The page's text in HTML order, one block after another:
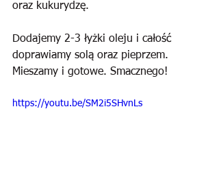
oraz kukurydzę.
Dodajemy 2-3 łyżki oleju i całość
doprawiamy solą oraz pieprzem.
Mieszamy i gotowe. Smacznego!
https://youtu.be/SM2i5SHvnLs